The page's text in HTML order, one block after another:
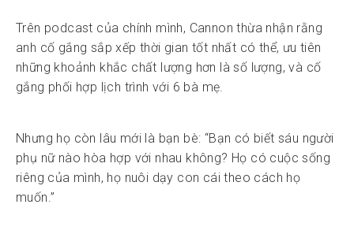
Trên podcast của chính mình, Cannon thừa nhận rằng
anh cố gắng sắp xếp thời gian tốt nhất có thể, ưu tiên
những khoảnh khắc chất lượng hơn là số lượng, và cố
gắng phối hợp lịch trình với 6 bà mẹ.
Nhưng họ còn lâu mới là bạn bè: “Bạn có biết sáu người
phụ nữ nào hòa hợp với nhau không? Họ có cuộc sống
riêng của mình, họ nuôi dạy con cái theo cách họ
muốn.”